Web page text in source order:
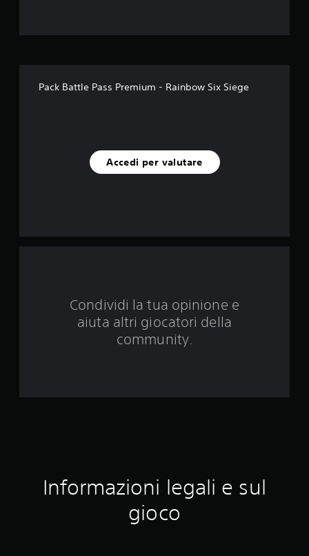
l
e
u
a
Pack Battle Pass Premium - Rainbow Six Siege
Accedi per valutare
Condividi la tua opinione e
aiuta altri giocatori della
community.
Informazioni legali e sul
gioco